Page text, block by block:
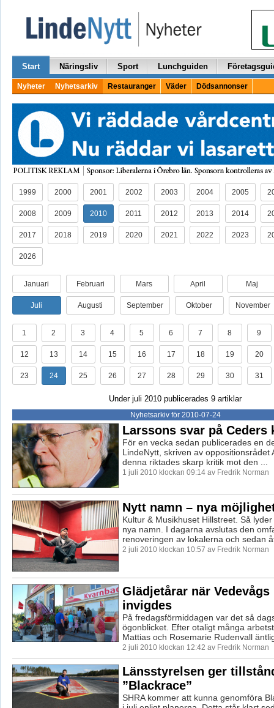
Start Näringsliv Sport Lunchguiden
Nyheter Nyhetsarkiv Restauranger Väder Dödsannonser
1999 2000 2001 2002 2003 2004 2005
2008 2009 2010 2011 2012 2013 2014
2017 2018 2019 2020 2021 2022 2023
2026
Januari Februari Mars April Maj
Juli Augusti September Oktober November
1 2 3 4 5 6 7 8 9
12 13 14 15 16 17 18 19 20
23 24 25 26 27 28 29 30 31
Under juli 2010 publicerades 9 artiklar
Nyhetsarkiv för 2010-07-24
Larssons svar på Ceders
För en vecka sedan publicerades en
LindeNytt, skriven av oppositionsrådet
denna riktades skarp kritik mot den ...
1 juli 2010 klockan 09:14 av Fredrik Norman
Nytt namn – nya
Kultur & Musikhuset Hillstreet. Så
nya namn. I dagarna avslutas den
renoveringen av lokalerna och sedan
2 juli 2010 klockan 10:57 av Fredrik Norman
Glädjetårar när Vedevågs
invigdes
På fredagsförmiddagen var det så
ögonblicket. Efter otaligt många
Mattias och Rosemarie Rudenvall
2 juli 2010 klockan 12:42 av Fredrik Norman
Länsstyrelsen ger
”Blackrace”
SHRA kommer att kunna genomföra